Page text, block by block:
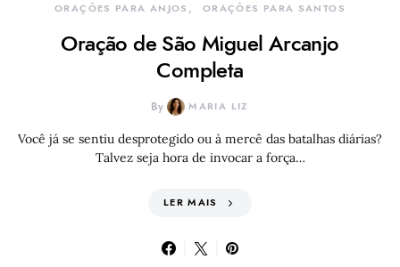
ORAÇÕES PARA ANJOS ORAÇÕES PARA SANTOS
Oração de São Miguel Arcanjo
Completa
By MARIA LIZ
Você já se sentiu desprotegido ou à mercê das batalhas diárias?
Talvez seja hora de invocar a força…
LER MAIS